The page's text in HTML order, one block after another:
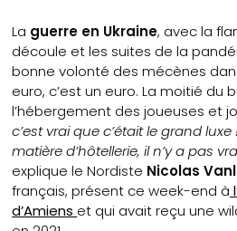
La guerre en Ukraine, avec la
découle et les suites de la
bonne volonté des mécènes
euro, c’est un euro. La moitié
l’hébergement des joueuses et
c’est vrai que c’était le grand
matière d’hôtellerie, il n’y a pas
explique le Nordiste Nicolas
français, présent ce week-end à
d’Amiens et qui avait reçu une